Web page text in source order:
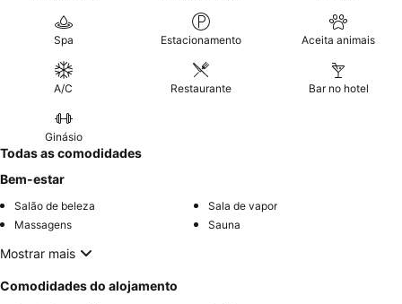
Spa Estacionamento Aceita animais
A/C Restaurante Bar no hotel
Ginásio
Todas as comodidades
Bem-estar
Salão de beleza
Sala de vapor
Massagens
Sauna
Mostrar mais
Comodidades do alojamento